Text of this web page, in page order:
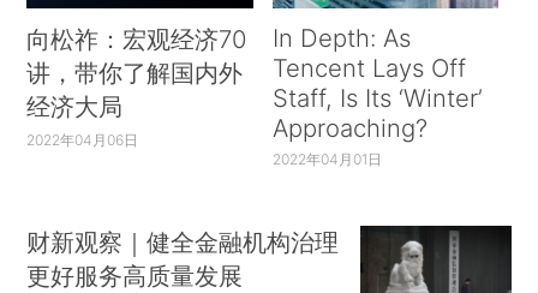
向松祚：宏观经济70
讲，带你了解国内外
经济大局
2022年04月06日
In Depth: As
Tencent Lays Off
Staff, Is Its ‘Winter’
Approaching?
2022年04月01日
财新观察｜健全金融机构治理
更好服务高质量发展